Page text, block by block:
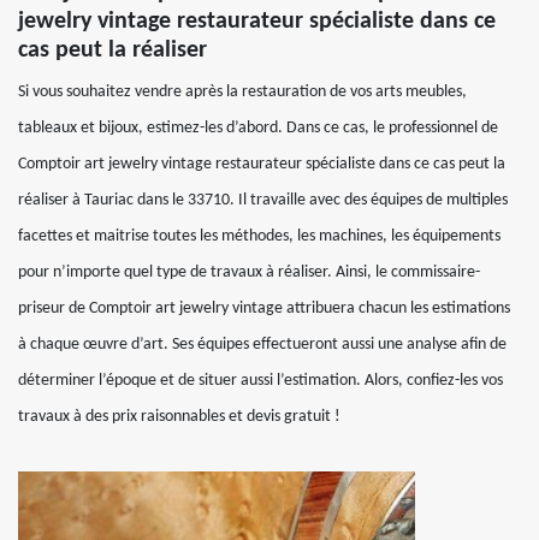
jewelry vintage restaurateur spécialiste dans ce
cas peut la réaliser
Si vous souhaitez vendre après la restauration de vos arts meubles,
tableaux et bijoux, estimez-les d’abord. Dans ce cas, le professionnel de
Comptoir art jewelry vintage restaurateur spécialiste dans ce cas peut la
réaliser à Tauriac dans le 33710. Il travaille avec des équipes de multiples
facettes et maitrise toutes les méthodes, les machines, les équipements
pour n’importe quel type de travaux à réaliser. Ainsi, le commissaire-
priseur de Comptoir art jewelry vintage attribuera chacun les estimations
à chaque œuvre d’art. Ses équipes effectueront aussi une analyse afin de
déterminer l’époque et de situer aussi l’estimation. Alors, confiez-les vos
travaux à des prix raisonnables et devis gratuit !